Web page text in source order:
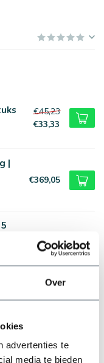
Over
advertenties te
media te bieden
€45,23
€33,33
|
€369,05
€99,75
|